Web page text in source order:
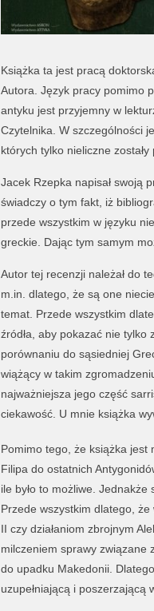
Książka ta jest pracą
Autora. Język pracy pomimo
antyku jest przyjemny w
Czytelnika. W szczególności
których tylko nieliczne zostały
Jacek Rzepka napisał swoją
świadczy o tym fakt, iż
przede wszystkim w języku
greckie. Dając tym samym
Autor tej recenzji należał do
m.in. dlatego, że są one
temat. Przede wszystkim
źródła, aby pokazać nie
porównaniu do sąsiedniej
wiążący w takim
najważniejsza jego część
ciekawość. U mnie książka
Pomimo tego, że książka
Filipa do ostatnich
ile było to możliwe.
Przede wszystkim dlatego,
II czy działaniom zbrojnym
milczeniem sprawy związane
do upadku Makedonii.
uzupełniającą i poszerzającą